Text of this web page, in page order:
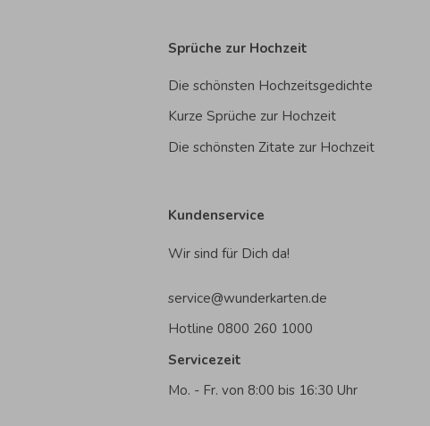
Sprüche zur Hochzeit
Die schönsten Hochzeitsgedichte
Kurze Sprüche zur Hochzeit
Die schönsten Zitate zur Hochzeit
Kundenservice
Wir sind für Dich da!
service@wunderkarten.de
Hotline 0800 260 1000
Servicezeit
Mo. - Fr. von 8:00 bis 16:30 Uhr